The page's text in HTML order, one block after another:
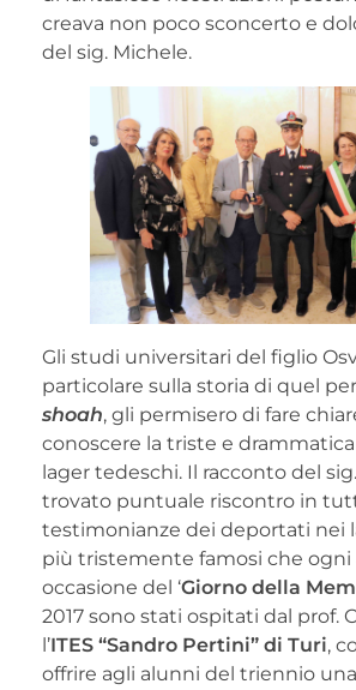
creava non poco sconcerto e
del sig. Michele.
Gli studi universitari del figlio
particolare sulla storia di quel
shoah, gli permisero di fare
conoscere la triste e
lager tedeschi. Il racconto del
trovato puntuale riscontro in
testimonianze dei deportati nei
più tristemente famosi che ogni
occasione del ‘Giorno della
2017 sono stati ospitati dal prof.
l’ITES “Sandro Pertini” di Turi,
offrire agli alunni del triennio